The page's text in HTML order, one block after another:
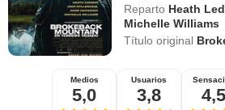
Reparto Heath
Michelle Williams
Título original
Medios
5,0
Usuarios
3,8 4,5